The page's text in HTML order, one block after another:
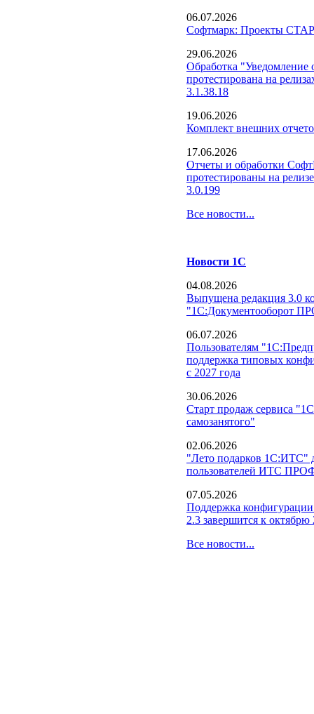
06.07.2026
Софтмарк: Проекты
29.06.2026
Обработка "Уведомление
протестирована на
3.1.38.18
19.06.2026
Комплект внешних
17.06.2026
Отчеты и обработки
протестированы на
3.0.199
Все новости...
Новости 1С
04.08.2026
Выпущена редакция 3.0
"1С:Документооборот
06.07.2026
Пользователям
поддержка типовых
с 2027 года
30.06.2026
Старт продаж сервиса
самозанятого"
02.06.2026
"Лето подарков 1С:ИТС"
пользователей ИТС
07.05.2026
Поддержка
2.3 завершится к октябрю
Все новости...